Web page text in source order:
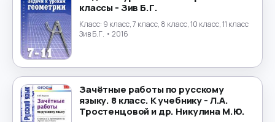
Химия →
Черчение
Чешский язык →
Шведский язык →
классы - Зив Б.Г.
Класс: 9 класс, 7 класс, 8 класс, 10 класс, 11 класс
Зив Б.Г. • 2016
Зачётные работы по русскому
языку. 8 класс. К учебнику - Л.А.
Тростенцовой и др. Никулина М.Ю.